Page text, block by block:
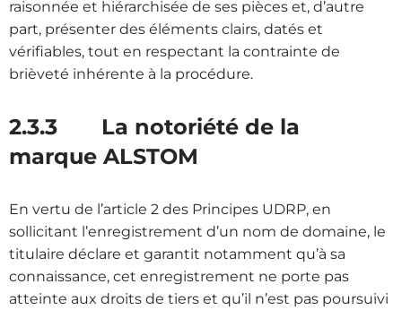
raisonnée et hiérarchisée de ses pièces et, d’autre
part, présenter des éléments clairs, datés et
vérifiables, tout en respectant la contrainte de
brièveté inhérente à la procédure.
2.3.3 La notoriété de la
marque ALSTOM
En vertu de l’article 2 des Principes UDRP, en
sollicitant l’enregistrement d’un nom de domaine, le
titulaire déclare et garantit notamment qu’à sa
connaissance, cet enregistrement ne porte pas
atteinte aux droits de tiers et qu’il n’est pas poursuivi